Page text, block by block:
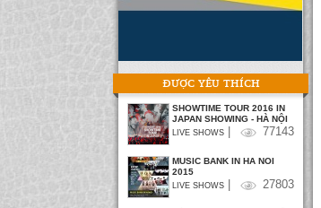
ĐƯỢC YÊU THÍCH
SHOWTIME TOUR 2016 IN
JAPAN SHOWING - HÀ NỘI
LIVE SHOWS 77143
MUSIC BANK IN HA NOI
2015
LIVE SHOWS 27803